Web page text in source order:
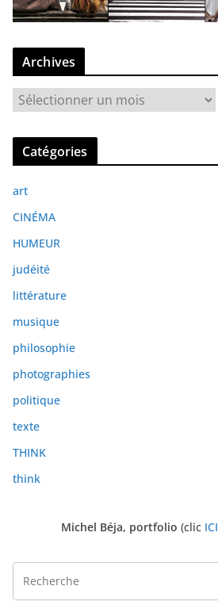
Archives
r
c
v
e
Catégories
art
CINÉMA
HUMEUR
judéité
littérature
musique
philosophie
photographies
politique
texte
THINK
think
Michel Béja, portfolio (clic ICI